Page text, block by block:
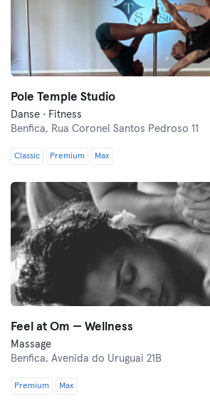
Pole Temple Studio
Danse · Fitness
Benfica, Rua Coronel Santos Pedroso 11
Classic Premium Max
Feel at Om — Wellness
Massage
Benfica, Avenida do Uruguai 21B
Premium Max